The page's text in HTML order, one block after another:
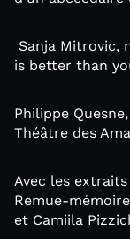
Sanja Mitrovic,
is better than
Philippe
Théâtre des
Avec les
Remue-
et Camiila